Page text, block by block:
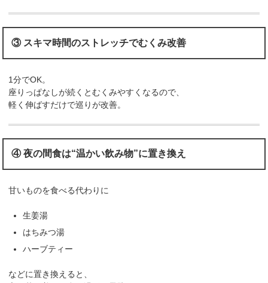
③ スキマ時間のストレッチでむくみ改善
1分でOK。
座りっぱなしが続くとむくみやすくなるので、
軽く伸ばすだけで巡りが改善。
④ 夜の間食は“温かい飲み物”に置き換え
甘いものを食べる代わりに
生姜湯
はちみつ湯
ハーブティー
などに置き換えると、